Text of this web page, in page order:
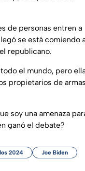
de personas entren a
se está comiendo
republicano.
el mundo, pero
propietarios de
soy una amenaza
ganó el debate?
2024 Joe Biden